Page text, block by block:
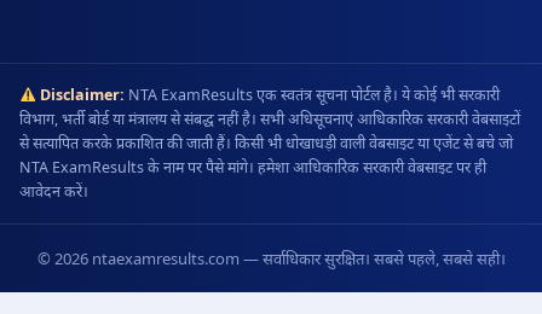
Disclaimer: NTA ExamResults एक स्वतंत्र सूचना पोर्टल है। ये कोई भी सरकारी
विभाग, भर्ती बोर्ड या मंत्रालय से संबद्ध नहीं है। सभी अधिसूचनाएं आधिकारिक सरकारी वेबसाइटों
से सत्यापित करके प्रकाशित की जाती हैं। किसी भी धोखाधड़ी वाली वेबसाइट या एजेंट से बचे जो
NTA ExamResults के नाम पर पैसे मांगे। हमेशा आधिकारिक सरकारी वेबसाइट पर ही
आवेदन करें।
© 2026 ntaexamresults.com — सर्वाधिकार सुरक्षित। सबसे पहले, सबसे सही।